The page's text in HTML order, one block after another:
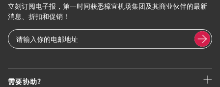
需要协助?
立刻订阅电子报，第一时间获悉樟宜机场集团及其商业伙伴的最新
消息、折扣和促销！